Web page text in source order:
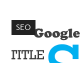
SEO